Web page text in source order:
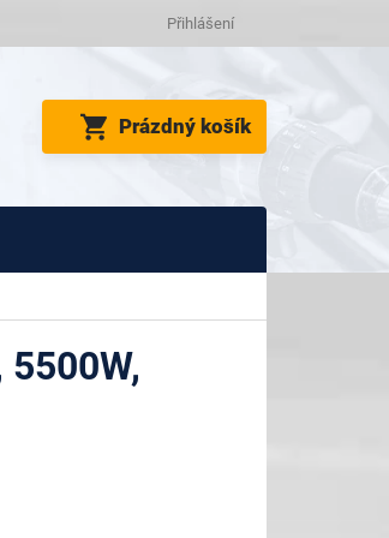
Přihlášení
NÁKUPNÍ
KOŠÍK
Prázdný košík
5500W,